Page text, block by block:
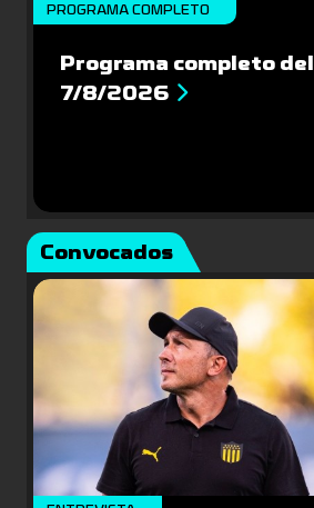
PROGRAMA COMPLETO
Programa completo del
7/8/2026
Convocados